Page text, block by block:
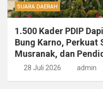
SUARA DAERAH
1.500 Kader PDIP
Bung Karno,
Musranak, dan
28 Juli 2026 admin